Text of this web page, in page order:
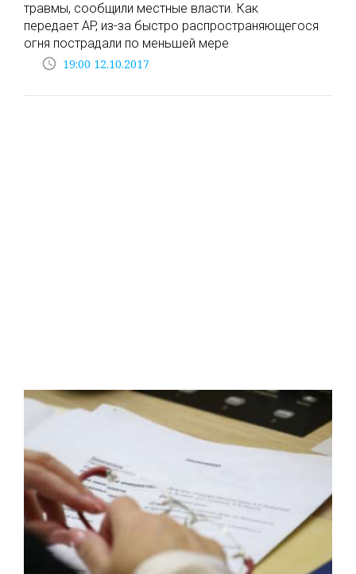
травмы, сообщили местные власти. Как
передает AP, из-за быстро распространяющегося
огня пострадали по меньшей мере
access_time 19:00 12.10.2017